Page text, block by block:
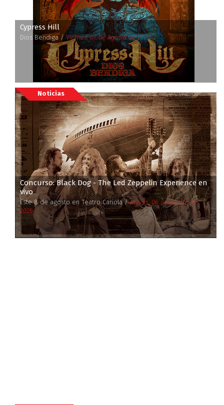
Cypress Hill
Dios Bendiga / Viernes, 07 de Agosto de 2026
Noticias
Concurso: Black Dog - The Led Zeppelin Experience en
vivo
Este 8 de agosto en Teatro Cariola /Jueves, 06 de Agosto de
2026